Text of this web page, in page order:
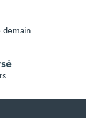
demain